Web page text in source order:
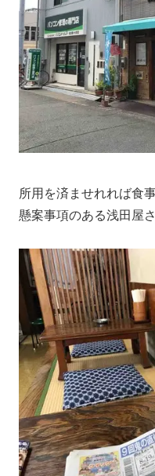
所用を済ませれれば食
懸案事項のある浅田屋さ